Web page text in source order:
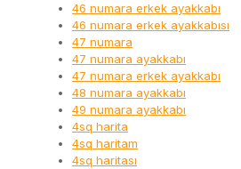
46 numara erkek ayakkabı
46 numara erkek ayakkabısı
47 numara
47 numara ayakkabı
47 numara erkek ayakkabı
48 numara ayakkabı
49 numara ayakkabı
4sq harita
4sq haritam
4sq haritası